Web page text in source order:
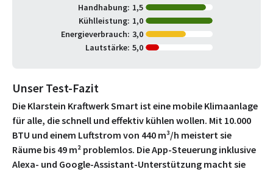
Handhabung: 1,5
Kühlleistung: 1,0
Energieverbrauch: 3,0
Lautstärke: 5,0
Unser Test-Fazit
Die Klarstein Kraftwerk Smart ist eine mobile Klimaanlage
für alle, die schnell und effektiv kühlen wollen. Mit 10.000
BTU und einem Luftstrom von 440 m³/h meistert sie
Räume bis 49 m² problemlos. Die App-Steuerung inklusive
Alexa- und Google-Assistant-Unterstützung macht sie